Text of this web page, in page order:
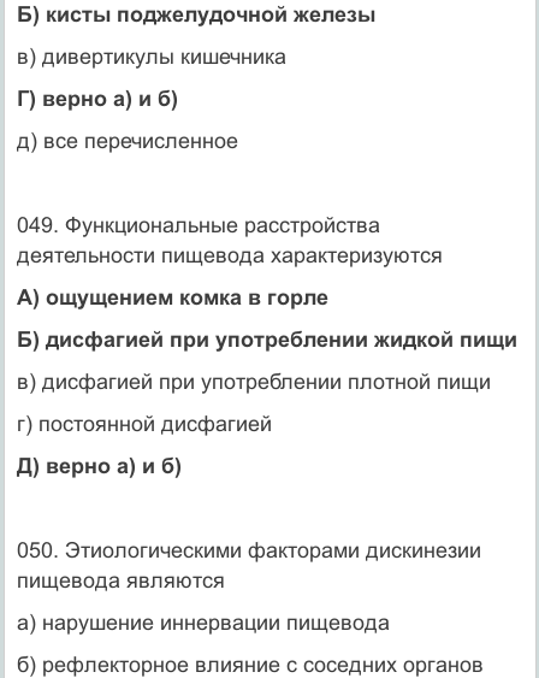
Б) кисты поджелудочной железы
в) дивертикулы кишечника
Г) верно а) и б)
д) все перечисленное
049. Функциональные расстройства
деятельности пищевода характеризуются
А) ощущением комка в горле
Б) дисфагией при употреблении жидкой пищи
в) дисфагией при употреблении плотной пищи
г) постоянной дисфагией
Д) верно а) и б)
050. Этиологическими факторами дискинезии
пищевода являются
а) нарушение иннервации пищевода
б) рефлекторное влияние с соседних органов